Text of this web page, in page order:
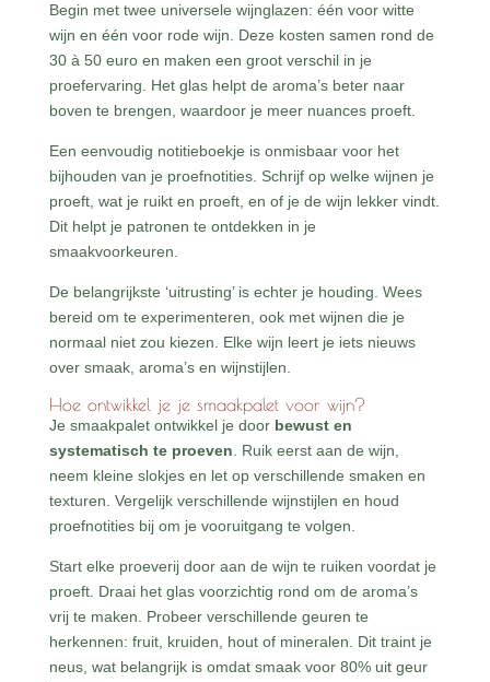
Begin met twee universele wijnglazen: één voor witte
wijn en één voor rode wijn. Deze kosten samen rond de
30 à 50 euro en maken een groot verschil in je
proefervaring. Het glas helpt de aroma’s beter naar
boven te brengen, waardoor je meer nuances proeft.
Een eenvoudig notitieboekje is onmisbaar voor het
bijhouden van je proefnotities. Schrijf op welke wijnen je
proeft, wat je ruikt en proeft, en of je de wijn lekker vindt.
Dit helpt je patronen te ontdekken in je
smaakvoorkeuren.
De belangrijkste ‘uitrusting’ is echter je houding. Wees
bereid om te experimenteren, ook met wijnen die je
normaal niet zou kiezen. Elke wijn leert je iets nieuws
over smaak, aroma’s en wijnstijlen.
Hoe ontwikkel je je smaakpalet voor wijn?
Je smaakpalet ontwikkel je door bewust en
systematisch te proeven . Ruik eerst aan de wijn,
neem kleine slokjes en let op verschillende smaken en
texturen. Vergelijk verschillende wijnstijlen en houd
proefnotities bij om je vooruitgang te volgen.
Start elke proeverij door aan de wijn te ruiken voordat je
proeft. Draai het glas voorzichtig rond om de aroma’s
vrij te maken. Probeer verschillende geuren te
herkennen: fruit, kruiden, hout of mineralen. Dit traint je
neus, wat belangrijk is omdat smaak voor 80% uit geur